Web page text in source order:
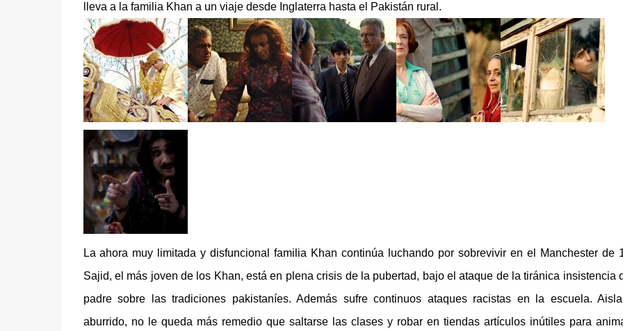
lleva a la familia Khan a un viaje desde Inglaterra hasta el Pakistán rural.
La ahora muy limitada y disfuncional familia Khan continúa luchando por sobrevivir en el Manchester de
Sajid, el más joven de los Khan, está en plena crisis de la pubertad, bajo el ataque de la tiránica insistencia
padre sobre las tradiciones pakistaníes. Además sufre continuos ataques racistas en la escuela.
aburrido, no le queda más remedio que saltarse las clases y robar en tiendas artículos inútiles para